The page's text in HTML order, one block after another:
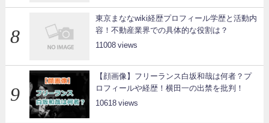
東京まななwiki経歴プロフィール学歴と活動内
容！不動産業界での具体的な役割は？
11008
【顔画像】フリーランス白坂和哉は何者？プ
ロフィールや経歴！横田一の出禁を批判！
10618